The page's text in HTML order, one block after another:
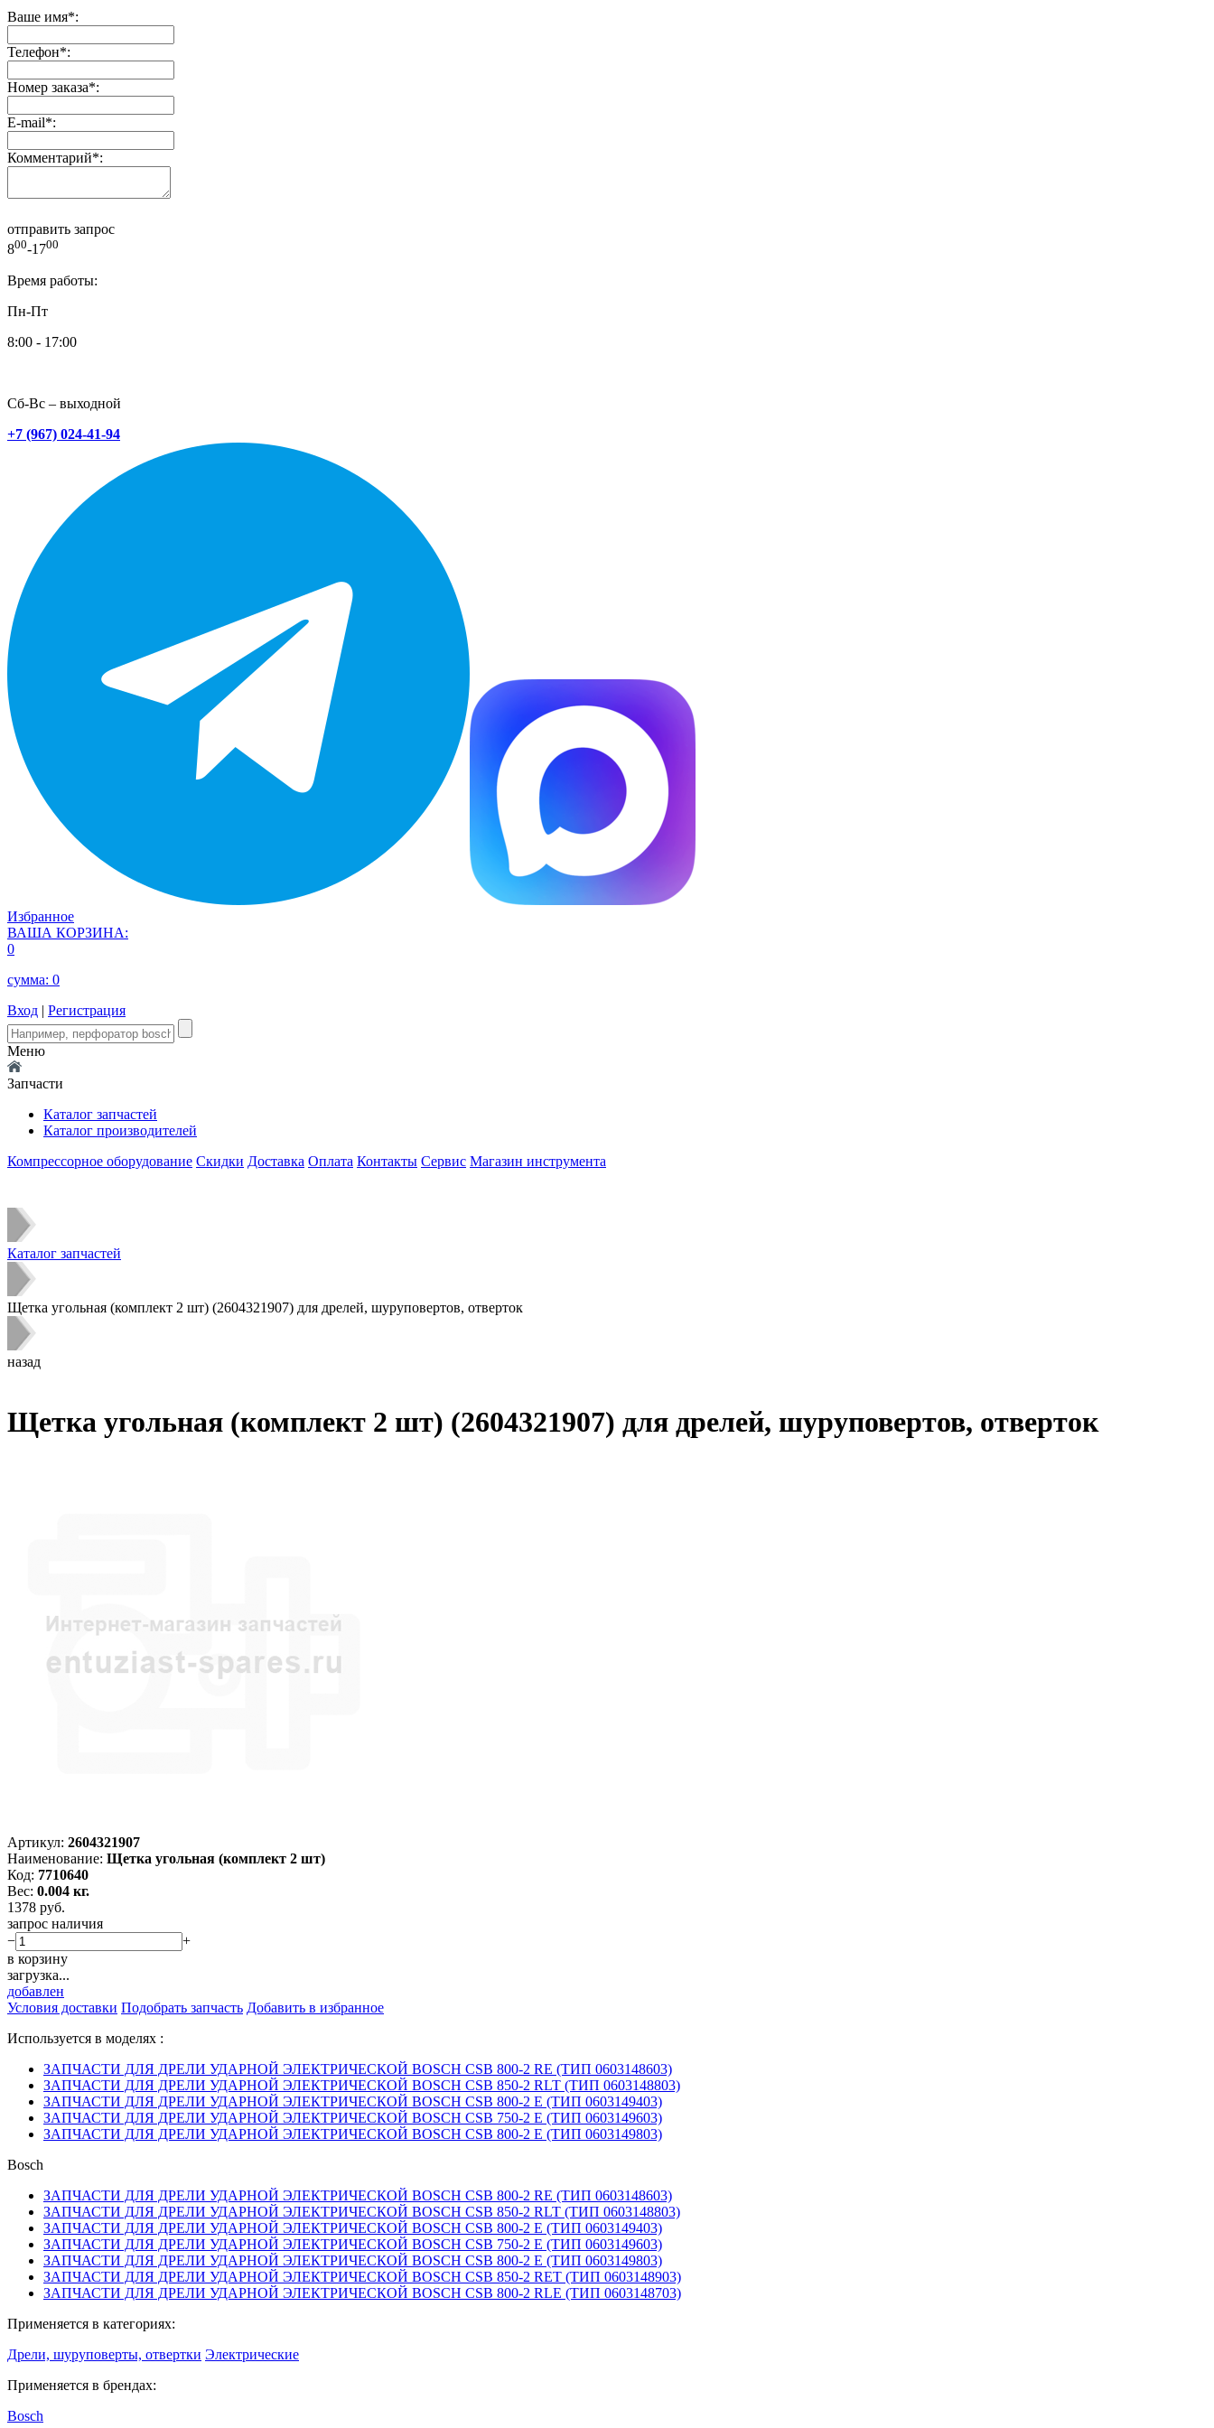
Ваше имя*:
Телефон*:
Номер заказа*:
E-mail*:
Комментарий*:
отправить запрос
800-1700
Время работы:
Пн-Пт
8:00 - 17:00
Сб-Вс – выходной
+7 (967) 024-41-94
Избранное
ВАША КОРЗИНА:
0
сумма: 0
Вход | Регистрация
Меню
Запчасти
Каталог запчастей
Каталог производителей
Компрессорное оборудование Скидки Доставка Оплата Контакты Сервис Магазин инструмента
Каталог запчастей
Щетка угольная (комплект 2 шт) (2604321907) для дрелей, шуруповертов, отверток
назад
Щетка угольная (комплект 2 шт) (2604321907) для дрелей, шуруповертов, отверток
Артикул: 2604321907
Наименование: Щетка угольная (комплект 2 шт)
Код: 7710640
Вес: 0.004 кг.
1378 руб.
запрос наличия
−
+
в корзину
загрузка...
добавлен
Условия доставки Подобрать запчасть Добавить в избранное
Используется в моделях :
ЗАПЧАСТИ ДЛЯ ДРЕЛИ УДАРНОЙ ЭЛЕКТРИЧЕСКОЙ BOSCH CSB 800-2 RE (ТИП 0603148603)
ЗАПЧАСТИ ДЛЯ ДРЕЛИ УДАРНОЙ ЭЛЕКТРИЧЕСКОЙ BOSCH CSB 850-2 RLT (ТИП 0603148803)
ЗАПЧАСТИ ДЛЯ ДРЕЛИ УДАРНОЙ ЭЛЕКТРИЧЕСКОЙ BOSCH CSB 800-2 E (ТИП 0603149403)
ЗАПЧАСТИ ДЛЯ ДРЕЛИ УДАРНОЙ ЭЛЕКТРИЧЕСКОЙ BOSCH CSB 750-2 E (ТИП 0603149603)
ЗАПЧАСТИ ДЛЯ ДРЕЛИ УДАРНОЙ ЭЛЕКТРИЧЕСКОЙ BOSCH CSB 800-2 E (ТИП 0603149803)
Bosch
ЗАПЧАСТИ ДЛЯ ДРЕЛИ УДАРНОЙ ЭЛЕКТРИЧЕСКОЙ BOSCH CSB 800-2 RE (ТИП 0603148603)
ЗАПЧАСТИ ДЛЯ ДРЕЛИ УДАРНОЙ ЭЛЕКТРИЧЕСКОЙ BOSCH CSB 850-2 RLT (ТИП 0603148803)
ЗАПЧАСТИ ДЛЯ ДРЕЛИ УДАРНОЙ ЭЛЕКТРИЧЕСКОЙ BOSCH CSB 800-2 E (ТИП 0603149403)
ЗАПЧАСТИ ДЛЯ ДРЕЛИ УДАРНОЙ ЭЛЕКТРИЧЕСКОЙ BOSCH CSB 750-2 E (ТИП 0603149603)
ЗАПЧАСТИ ДЛЯ ДРЕЛИ УДАРНОЙ ЭЛЕКТРИЧЕСКОЙ BOSCH CSB 800-2 E (ТИП 0603149803)
ЗАПЧАСТИ ДЛЯ ДРЕЛИ УДАРНОЙ ЭЛЕКТРИЧЕСКОЙ BOSCH CSB 850-2 RET (ТИП 0603148903)
ЗАПЧАСТИ ДЛЯ ДРЕЛИ УДАРНОЙ ЭЛЕКТРИЧЕСКОЙ BOSCH CSB 800-2 RLE (ТИП 0603148703)
Применяется в категориях:
Дрели, шуруповерты, отвертки Электрические
Применяется в брендах:
Bosch